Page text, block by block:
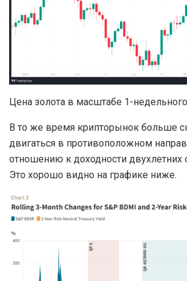
Цена золота в масштабе 1-
В то же время крипторынок больше
двигаться в противоположном
отношению к доходности двухлетних
Это хорошо видно на графике ниже.